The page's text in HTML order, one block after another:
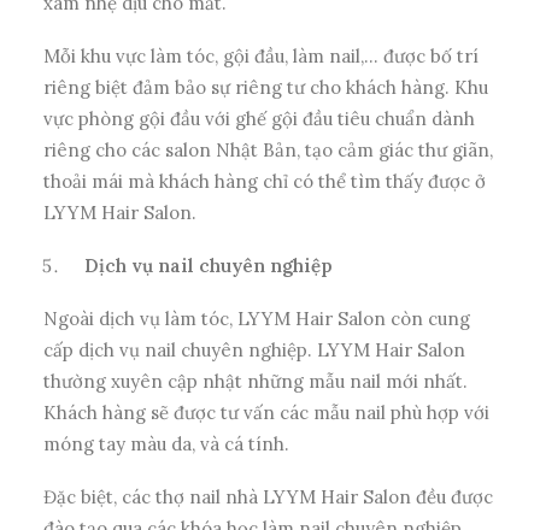
Mỗi khu vực làm tóc, gội đầu, làm nail,… được bố trí
riêng biệt đảm bảo sự riêng tư cho khách hàng. Khu
vực phòng gội đầu với ghế gội đầu tiêu chuẩn dành
riêng cho các salon Nhật Bản, tạo cảm giác thư giãn,
thoải mái mà khách hàng chỉ có thể tìm thấy được ở
LYYM Hair Salon.
Dịch vụ nail chuyên nghiệp
Ngoài dịch vụ làm tóc, LYYM Hair Salon còn cung
cấp dịch vụ nail chuyên nghiệp. LYYM Hair Salon
thường xuyên cập nhật những mẫu nail mới nhất.
Khách hàng sẽ được tư vấn các mẫu nail phù hợp với
móng tay màu da, và cá tính.
Đặc biệt, các thợ nail nhà LYYM Hair Salon đều được